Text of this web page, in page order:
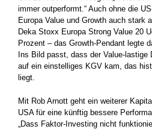
immer outperformt.“ Auch ohne die
Europa Value und Growth auch stark
Deka Stoxx Europa Strong Value 20
Prozent – das Growth-Pendant legte
Ins Bild passt, dass der Value-
auf ein einstelliges KGV kam, das
liegt.
Mit Rob Arnott geht ein weiterer
USA für eine künftig bessere
„Dass Faktor-Investing nicht